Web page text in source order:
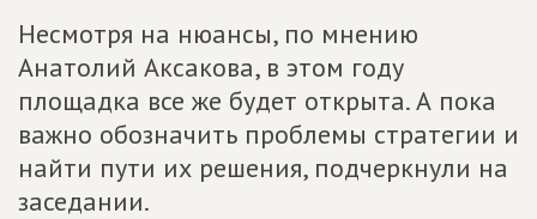
Несмотря на нюансы, по мнению
Анатолий Аксакова, в этом году
площадка все же будет открыта. А пока
важно обозначить проблемы стратегии и
найти пути их решения, подчеркнули на
заседании.